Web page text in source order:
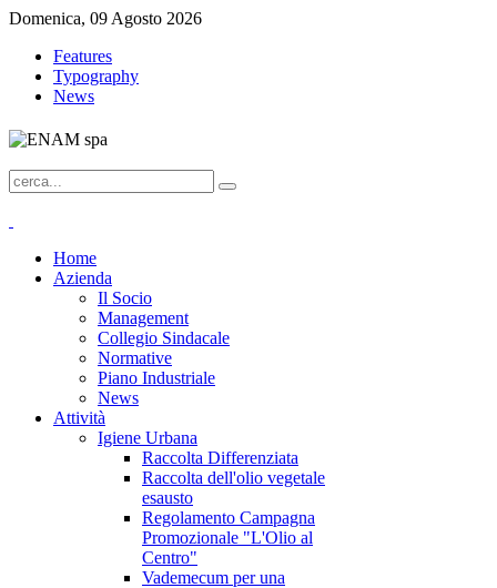
Domenica, 09 Agosto 2026
Features
Typography
News
Home
Azienda
Il Socio
Management
Collegio Sindacale
Normative
Piano Industriale
News
Attività
Igiene Urbana
Raccolta Differenziata
Raccolta dell'olio vegetale
esausto
Regolamento Campagna
Promozionale "L'Olio al
Centro"
Vademecum per una